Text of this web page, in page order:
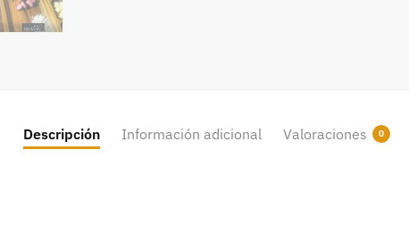
Descripción Información adicional Valoraciones 0